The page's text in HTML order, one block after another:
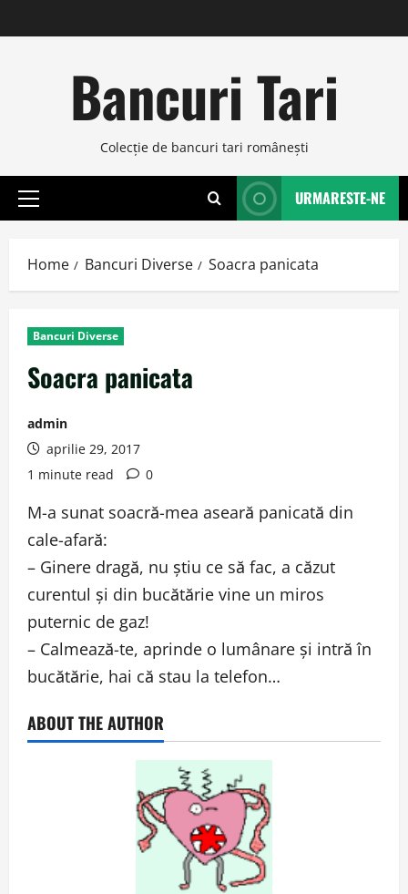
to
Bancuri Tari
Colecţie de bancuri tari româneşti
Primary
URMARESTE-NE
Home Bancuri Diverse Soacra panicata
Bancuri Diverse
Soacra panicata
admin
aprilie 29, 2017
1 minute read
0
M-a sunat soacră-mea aseară panicată din
cale-afară:
– Ginere dragă, nu ştiu ce să fac, a căzut
curentul şi din bucătărie vine un miros
puternic de gaz!
– Calmează-te, aprinde o lumânare şi intră în
bucătărie, hai că stau la telefon…
ABOUT THE AUTHOR